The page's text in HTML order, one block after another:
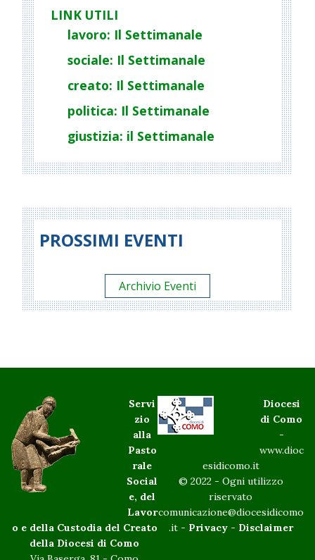
LINK UTILI
lavoro: Il Settimanale
sociale: Il Settimanale
creato: Il Settimanale
politica: Il Settimanale
giustizia: il Settimanale
PROSSIMI EVENTI
Archivio Eventi
Servi
zio
alla
Pasto
rale
Social
e, del
Lavor
o e della Custodia del Creato
della Diocesi di Como
Diocesi
di Como
-
www.dioc
esidicomo.it
© 2022 - Ogni utilizzo
riservato
comunicazione@diocesidicomo
.it - Privacy- Disclaimer